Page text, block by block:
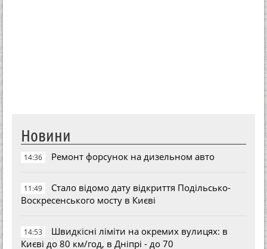
Новини
14:36 Ремонт форсунок на дизельном авто
11:49
Стало відомо дату відкриття Подільсько-
Воскресенського мосту в Києві
14:53
Швидкісні ліміти на окремих вулицях: в
Києві до 80 км/год, в Дніпрі - до 70